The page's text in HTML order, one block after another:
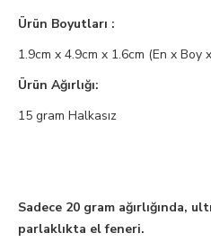
Ürün Boyutları ‏:
1.9cm x 4.9cm x 1.6cm (En x Boy
Ürün Ağırlığı‏:
15 gram Halkasız
Sadece 20 gram ağırlığında,
parlaklıkta el feneri.